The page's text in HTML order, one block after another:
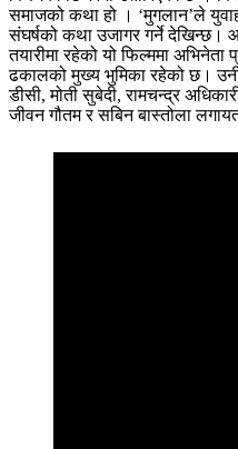
समाजको कथा हो । ‘मुगलान’ले
संघर्षको कथा उजागर गर्ने देखिन्छ।
तयारीमा रहेको यो फिल्ममा अभिनेता
ढकालको मुख्य भुमिका रहेको छ।
डीसी, मोती सुबेदी, रामचन्द्र
जीवन गौतम र सबिन बास्तोला